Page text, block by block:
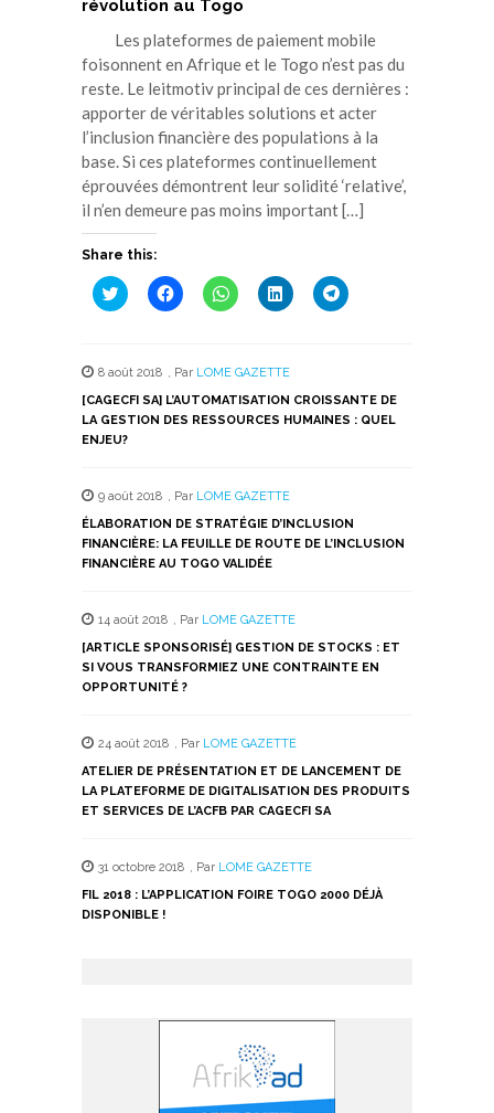
révolution au Togo
Les plateformes de paiement mobile
foisonnent en Afrique et le Togo n’est pas du
reste. Le leitmotiv principal de ces dernières :
apporter de véritables solutions et acter
l’inclusion financière des populations à la
base. Si ces plateformes continuellement
éprouvées démontrent leur solidité ‘relative’,
il n’en demeure pas moins important […]
Share this:
Cliquez
pour
une
nouvelle
fenêtre)
Cliquez
pour
une
nouvelle
fenêtre)
Cliquez
pour
une
nouvelle
fenêtre)
Cliquez
pour
une
nouvelle
fenêtre)
Cliquez
pour
nouvelle
fenêtre)
8 août 2018 , Par LOME GAZETTE
[CAGECFI SA] L’AUTOMATISATION CROISSANTE DE
LA GESTION DES RESSOURCES HUMAINES : QUEL
ENJEU?
9 août 2018 , Par LOME GAZETTE
ÉLABORATION DE STRATÉGIE D’INCLUSION
FINANCIÈRE: LA FEUILLE DE ROUTE DE L’INCLUSION
FINANCIÈRE AU TOGO VALIDÉE
14 août 2018 , Par LOME GAZETTE
[ARTICLE SPONSORISÉ] GESTION DE STOCKS : ET
SI VOUS TRANSFORMIEZ UNE CONTRAINTE EN
OPPORTUNITÉ ?
24 août 2018 , Par LOME GAZETTE
ATELIER DE PRÉSENTATION ET DE LANCEMENT DE
LA PLATEFORME DE DIGITALISATION DES PRODUITS
ET SERVICES DE L’ACFB PAR CAGECFI SA
31 octobre 2018 , Par LOME GAZETTE
FIL 2018 : L’APPLICATION FOIRE TOGO 2000 DÉJÀ
DISPONIBLE !